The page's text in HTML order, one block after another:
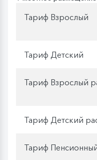
Тариф Взрослый
Тариф Детский
Тариф Взрослый
Тариф Детский
Тариф